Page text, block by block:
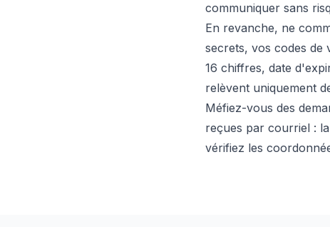
communiquer sans
En revanche, ne
secrets, vos codes de
16 chiffres, date
relèvent uniquement
Méfiez-vous des
reçues par courriel :
vérifiez les